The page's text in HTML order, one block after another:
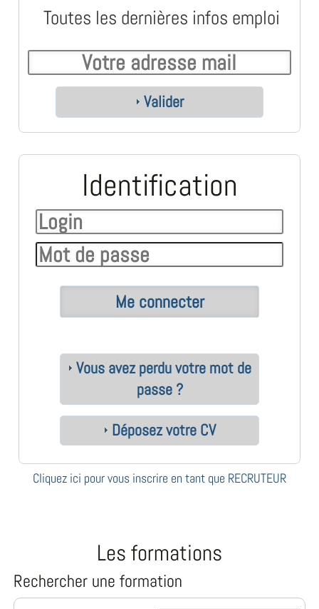
Toutes les dernières infos emploi
Valider
Identification
Vous avez perdu votre mot de
passe ?
Déposez votre CV
Cliquez ici pour vous inscrire en tant que RECRUTEUR
Les formations
Rechercher une formation